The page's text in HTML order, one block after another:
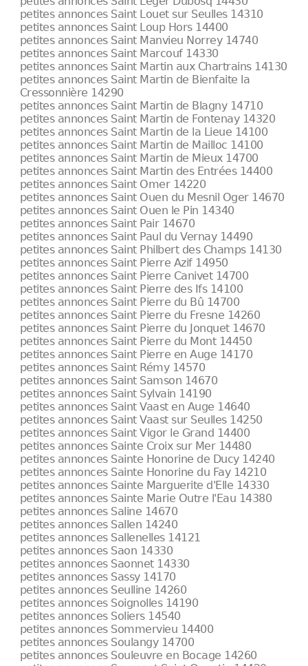
petites annonces Saint Louet sur Seulles 14310
petites annonces Saint Loup Hors 14400
petites annonces Saint Manvieu Norrey 14740
petites annonces Saint Marcouf 14330
petites annonces Saint Martin aux Chartrains 14130
petites annonces Saint Martin de Bienfaite la
Cressonnière 14290
petites annonces Saint Martin de Blagny 14710
petites annonces Saint Martin de Fontenay 14320
petites annonces Saint Martin de la Lieue 14100
petites annonces Saint Martin de Mailloc 14100
petites annonces Saint Martin de Mieux 14700
petites annonces Saint Martin des Entrées 14400
petites annonces Saint Omer 14220
petites annonces Saint Ouen du Mesnil Oger 14670
petites annonces Saint Ouen le Pin 14340
petites annonces Saint Pair 14670
petites annonces Saint Paul du Vernay 14490
petites annonces Saint Philbert des Champs 14130
petites annonces Saint Pierre Azif 14950
petites annonces Saint Pierre Canivet 14700
petites annonces Saint Pierre des Ifs 14100
petites annonces Saint Pierre du Bû 14700
petites annonces Saint Pierre du Fresne 14260
petites annonces Saint Pierre du Jonquet 14670
petites annonces Saint Pierre du Mont 14450
petites annonces Saint Pierre en Auge 14170
petites annonces Saint Rémy 14570
petites annonces Saint Samson 14670
petites annonces Saint Sylvain 14190
petites annonces Saint Vaast en Auge 14640
petites annonces Saint Vaast sur Seulles 14250
petites annonces Saint Vigor le Grand 14400
petites annonces Sainte Croix sur Mer 14480
petites annonces Sainte Honorine de Ducy 14240
petites annonces Sainte Honorine du Fay 14210
petites annonces Sainte Marguerite d'Elle 14330
petites annonces Sainte Marie Outre l'Eau 14380
petites annonces Saline 14670
petites annonces Sallen 14240
petites annonces Sallenelles 14121
petites annonces Saon 14330
petites annonces Saonnet 14330
petites annonces Sassy 14170
petites annonces Seulline 14260
petites annonces Soignolles 14190
petites annonces Soliers 14540
petites annonces Sommervieu 14400
petites annonces Soulangy 14700
petites annonces Souleuvre en Bocage 14260